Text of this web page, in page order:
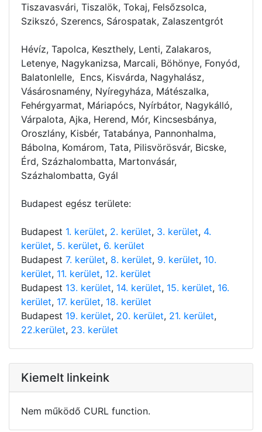
Tiszavasvári, Tiszalök, Tokaj, Felsőzsolca,
Szikszó, Szerencs, Sárospatak, Zalaszentgrót
Hévíz, Tapolca, Keszthely, Lenti, Zalakaros,
Letenye, Nagykanizsa, Marcali, Böhönye, Fonyód,
Balatonlelle, Encs, Kisvárda, Nagyhalász,
Vásárosnamény, Nyíregyháza, Mátészalka,
Fehérgyarmat, Máriapócs, Nyírbátor, Nagykálló,
Várpalota, Ajka, Herend, Mór, Kincsesbánya,
Oroszlány, Kisbér, Tatabánya, Pannonhalma,
Bábolna, Komárom, Tata, Pilisvörösvár, Bicske,
Érd, Százhalombatta, Martonvásár,
Százhalombatta, Gyál
Budapest egész területe:
Budapest 1. kerület, 2. kerület, 3. kerület, 4.
kerület, 5. kerület, 6. kerület
Budapest 7. kerület, 8. kerület, 9. kerület, 10.
kerület, 11. kerület, 12. kerület
Budapest 13. kerület, 14. kerület, 15. kerület, 16.
kerület, 17. kerület, 18. kerület
Budapest 19. kerület, 20. kerület, 21. kerület,
22.kerület, 23. kerület
Kiemelt linkeink
Nem működő CURL function.